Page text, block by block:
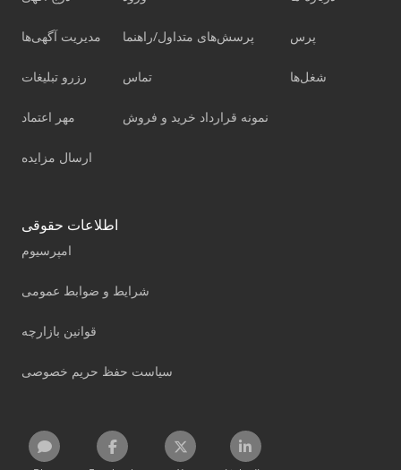
مدیریت آگهی‌ها
رزرو تبلیغات
مهر اعتماد
ارسال مزایده
پرسش‌های متداول/راهنما
تماس
نمونه قرارداد خرید و فروش
پرس
شغل‌ها
اطلاعات حقوقی
امپرسیوم
شرایط و ضوابط عمومی
قوانین بازارچه
سیاست حفظ حریم خصوصی